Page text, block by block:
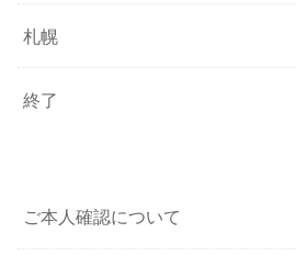
札幌
終了
ご本人確認について